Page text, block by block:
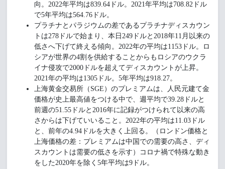
向。2022年平均は839.64ドル。2021年平均は708.82ドル
で5年平均は564.76ドル。
プラチナとパラジウムの差であるプラチナディスカウン
トは278ドルで始まり、本日249ドルと2018年11月以来の
低さへ下げて終える傾向。2022年の平均は1153ドル。ロ
シアが世界の4割を供給することからもロシアのウクラ
イナ侵攻で2000ドルを超えてディスカウントが上昇。
2021年の平均は1305ドル。5年平均は918.27。
上海黄金交易所（SGE）のプレミアムは、人民元建て金
価格が史上最高値をつける中で、週平均で39.28ドルと
前週の51.55ドルと2016年に記録がつけられて以来の高
さからは下げていいること。2022年の平均は11.03ドル
と、前年の4.94ドルを大きく上回る。（ロンドン価格と
上海価格の差：プレミアムは中国での需要の高さ、ディ
スカウントは需要の低さを示す）コロナ禍で特殊な動き
をした2020年を除く5年平均は9ドル。